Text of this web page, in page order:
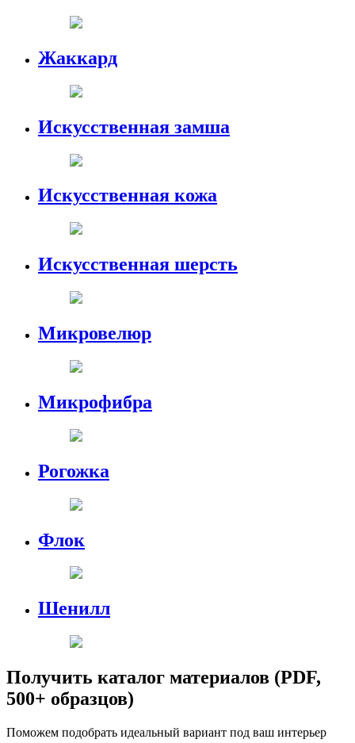
Жаккард
Искусственная замша
Искусственная кожа
Искусственная шерсть
Микровелюр
Микрофибра
Рогожка
Флок
Шенилл
Получить каталог материалов (PDF,
500+ образцов)
Поможем подобрать идеальный вариант под ваш интерьер